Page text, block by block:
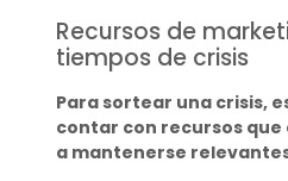
Recursos de
tiempos de crisis
Para sortear una crisis,
contar con recursos que
a mantenerse